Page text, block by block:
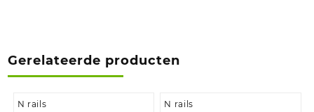
Gerelateerde producten
N rails N rails